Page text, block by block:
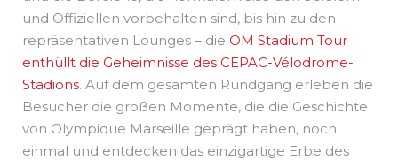
und Offiziellen vorbehalten sind, bis hin zu den
repräsentativen Lounges – die OM Stadium Tour
enthüllt die Geheimnisse des CEPAC-Vélodrome-
Stadions. Auf dem gesamten Rundgang erleben die
Besucher die großen Momente, die die Geschichte
von Olympique Marseille geprägt haben, noch
einmal und entdecken das einzigartige Erbe des